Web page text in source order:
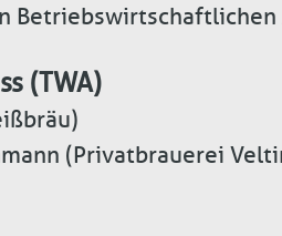
Betriebswirtschaftlichen
(TWA)
(Privatbrauerei